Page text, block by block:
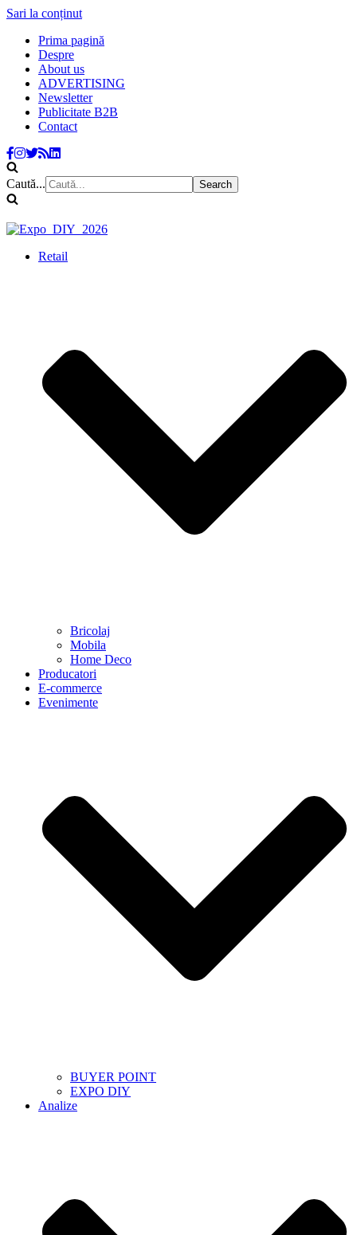
Sari la conținut
Prima pagină
Despre
About us
ADVERTISING
Newsletter
Publicitate B2B
Contact
Caută...
Retail
Bricolaj
Mobila
Home Deco
Producatori
E-commerce
Evenimente
BUYER POINT
EXPO DIY
Analize